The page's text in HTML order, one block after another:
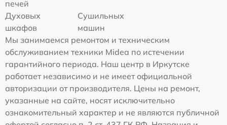
печей
Духовых
шкафов
Сушильных
машин
Мы занимаемся ремонтом и техническим
обслуживанием техники Midea по истечении
гарантийного периода. Наш центр в Иркутске
работает независимо и не имеет официальной
авторизации от производителя. Цены на ремонт,
указанные на сайте, носят исключительно
ознакомительный характер и не являются публичной